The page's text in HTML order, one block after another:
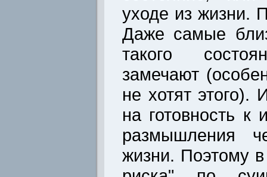
уходе из жизни.
Даже самые
такого
замечают
не хотят этого).
на готовность к
размышления
жизни. Поэтому в